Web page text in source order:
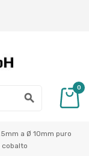
search
0
a Ø 10mm puro
cobalto